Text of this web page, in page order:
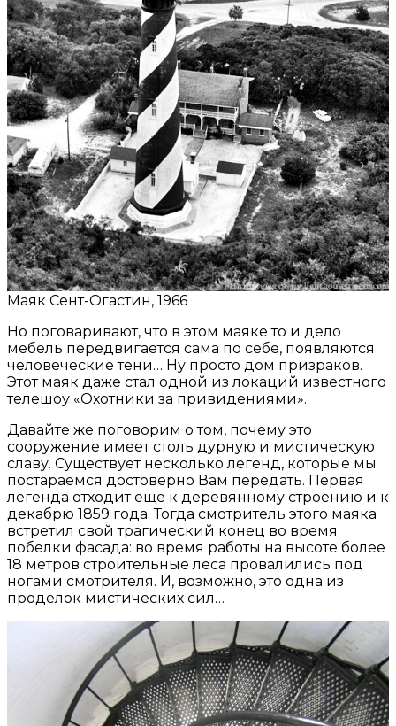
Маяк Сент-Огастин, 1966
Но поговаривают, что в этом маяке то и дело
мебель передвигается сама по себе, появляются
человеческие тени… Ну просто дом призраков.
Этот маяк даже стал одной из локаций известного
телешоу «Охотники за привидениями».
Давайте же поговорим о том, почему это
сооружение имеет столь дурную и мистическую
славу. Существует несколько легенд, которые мы
постараемся достоверно Вам передать. Первая
легенда отходит еще к деревянному строению и к
декабрю 1859 года. Тогда смотритель этого маяка
встретил свой трагический конец во время
побелки фасада: во время работы на высоте более
18 метров строительные леса провалились под
ногами смотрителя. И, возможно, это одна из
проделок мистических сил…